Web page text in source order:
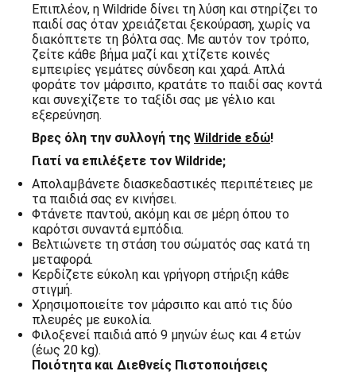
Επιπλέον, η Wildride δίνει τη λύση και στηρίζει το
παιδί σας όταν χρειάζεται ξεκούραση, χωρίς να
διακόπτετε τη βόλτα σας. Με αυτόν τον τρόπο,
ζείτε κάθε βήμα μαζί και χτίζετε κοινές
εμπειρίες γεμάτες σύνδεση και χαρά. Απλά
φοράτε τον μάρσιπο, κρατάτε το παιδί σας κοντά
και συνεχίζετε το ταξίδι σας με γέλιο και
εξερεύνηση.
Βρες όλη την συλλογή της Wildride εδώ!
Γιατί να επιλέξετε τον Wildride;
Απολαμβάνετε διασκεδαστικές περιπέτειες με
τα παιδιά σας εν κινήσει.
Φτάνετε παντού, ακόμη και σε μέρη όπου το
καρότσι συναντά εμπόδια.
Βελτιώνετε τη στάση του σώματός σας κατά τη
μεταφορά.
Κερδίζετε εύκολη και γρήγορη στήριξη κάθε
στιγμή.
Χρησιμοποιείτε τον μάρσιπο και από τις δύο
πλευρές με ευκολία.
Φιλοξενεί παιδιά από 9 μηνών έως και 4 ετών
(έως 20 kg).
Ποιότητα και Διεθνείς Πιστοποιήσεις